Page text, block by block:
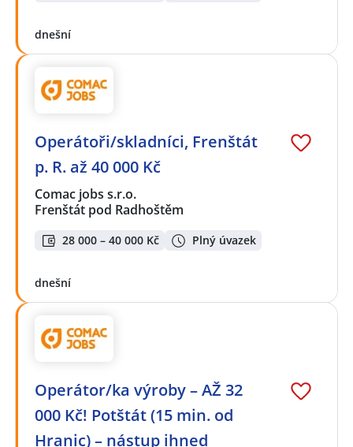
dnešní
Operátoři/skladníci, Frenštát
p. R. až 40 000 Kč
Comac jobs s.r.o.
Frenštát pod Radhoštěm
28 000 – 40 000 Kč Plný úvazek
dnešní
Operátor/ka výroby – AŽ 32
000 Kč! Potštát (15 min. od
Hranic) – nástup ihned